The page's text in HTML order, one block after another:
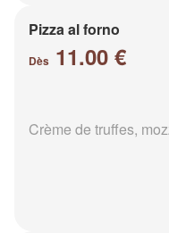
Pizza al forno
Dès 11.00 €
Crème de truffes,